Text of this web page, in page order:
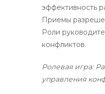
эффективность
Приемы
Роли
конфликтов.
Ролевая игра:
управления